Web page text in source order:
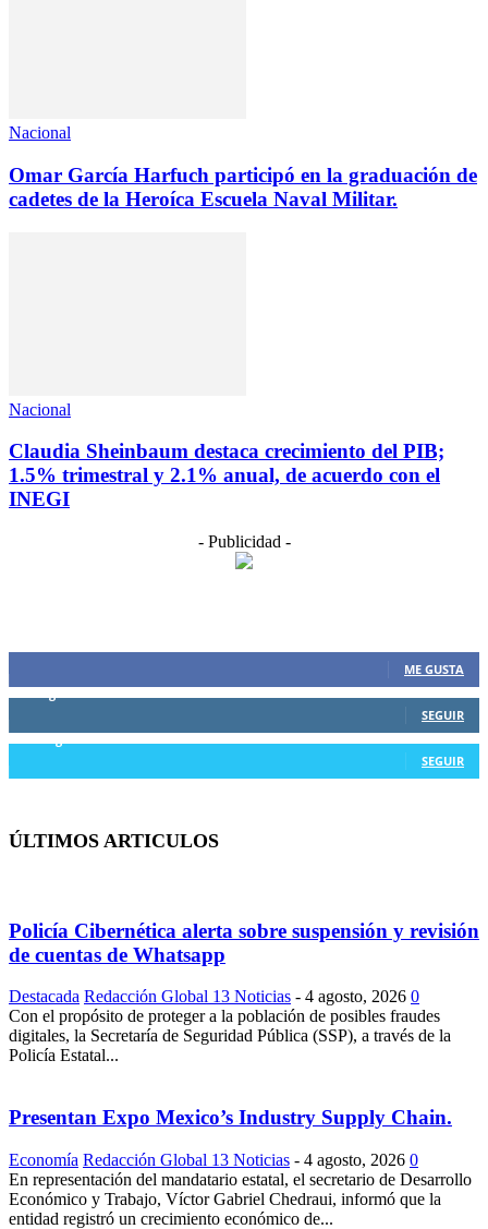
Nacional
Omar García Harfuch participó en la graduación de
cadetes de la Heroíca Escuela Naval Militar.
Nacional
Claudia Sheinbaum destaca crecimiento del PIB;
1.5% trimestral y 2.1% anual, de acuerdo con el
INEGI
- Publicidad -
ME GUSTA
SEGUIR
SEGUIR
ÚLTIMOS ARTICULOS
Policía Cibernética alerta sobre suspensión y revisión
de cuentas de Whatsapp
Destacada Redacción Global 13 Noticias - 4 agosto, 2026 0
Con el propósito de proteger a la población de posibles fraudes
digitales, la Secretaría de Seguridad Pública (SSP), a través de la
Policía Estatal...
Presentan Expo Mexico’s Industry Supply Chain.
Economía Redacción Global 13 Noticias - 4 agosto, 2026 0
En representación del mandatario estatal, el secretario de Desarrollo
Económico y Trabajo, Víctor Gabriel Chedraui, informó que la
entidad registró un crecimiento económico de...